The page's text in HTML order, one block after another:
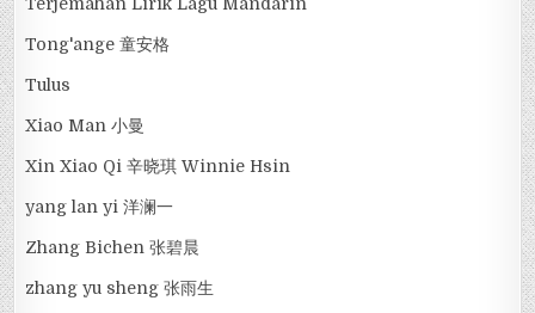
Tong'ange 童安格
Tulus
Xiao Man 小曼
Xin Xiao Qi 辛晓琪 Winnie Hsin
yang lan yi 洋澜一
Zhang Bichen 张碧晨
zhang yu sheng 张雨生